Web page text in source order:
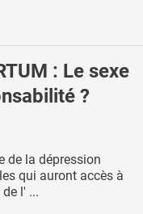
: Le sexe
?
de la dépression
qui auront accès à
l' ...